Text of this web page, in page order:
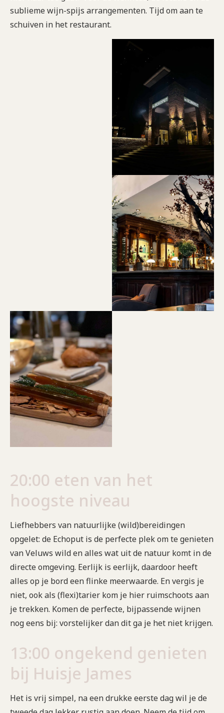
sublieme wijn-spijs arrangementen. Tijd om aan te
schuiven in het restaurant.
20:00 eten van het
hoogste niveau
Liefhebbers van natuurlijke (wild)bereidingen
opgelet: de Echoput is de perfecte plek om te genieten
van Veluws wild en alles wat uit de natuur komt in de
directe omgeving. Eerlijk is eerlijk, daardoor heeft
alles op je bord een flinke meerwaarde. En vergis je
niet, ook als (flexi)tarier kom je hier ruimschoots aan
je trekken. Komen de perfecte, bijpassende wijnen
nog eens bij: vorstelijker dan dit ga je het niet krijgen.
13:00 ongekend genieten
bij Huisje James
Het is vrij simpel, na een drukke eerste dag wil je de